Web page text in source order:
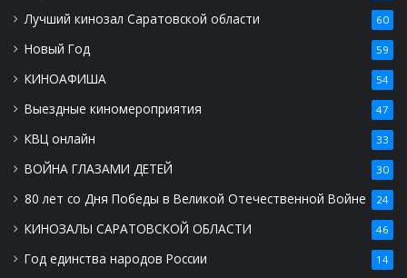
Лучший кинозал Саратовской области 60
Новый Год 59
КИНОАФИША 54
Выездные киномероприятия 47
КВЦ онлайн 33
ВОЙНА ГЛАЗАМИ ДЕТЕЙ 30
80 лет со Дня Победы в Великой Отечественной Войне 24
КИНОЗАЛЫ САРАТОВСКОЙ ОБЛАСТИ 46
Год единства народов России 14